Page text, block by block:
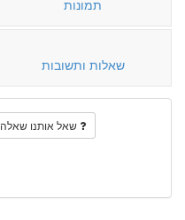
תמונות
שאלות ותשובות
שאל אותנו שאלה